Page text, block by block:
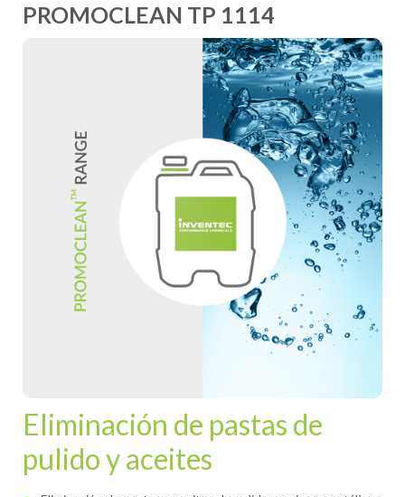
PROMOCLEAN TP 1114
Eliminación de pastas de
pulido y aceites